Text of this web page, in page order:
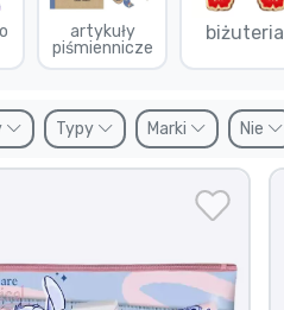
artykuły
piśmiennicze
biżuteria
Typy Marki Nie